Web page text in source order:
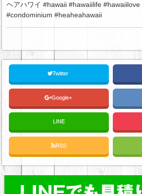
ヘアハワイ #hawaii #hawaiilife
#condominium #heaheahawaii
Twitter
Google+
LINE
RSS